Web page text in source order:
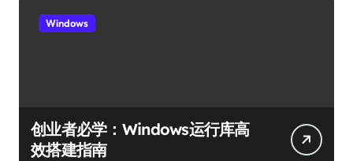
Windows
创业者必学：Windows运行库高
效搭建指南